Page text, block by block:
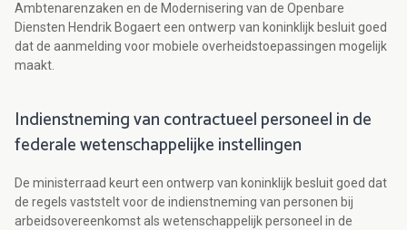
Ambtenarenzaken en de Modernisering van de Openbare
Diensten Hendrik Bogaert een ontwerp van koninklijk besluit goed
dat de aanmelding voor mobiele overheidstoepassingen mogelijk
maakt.
Indienstneming van contractueel personeel in de
federale wetenschappelijke instellingen
De ministerraad keurt een ontwerp van koninklijk besluit goed dat
de regels vaststelt voor de indienstneming van personen bij
arbeidsovereenkomst als wetenschappelijk personeel in de